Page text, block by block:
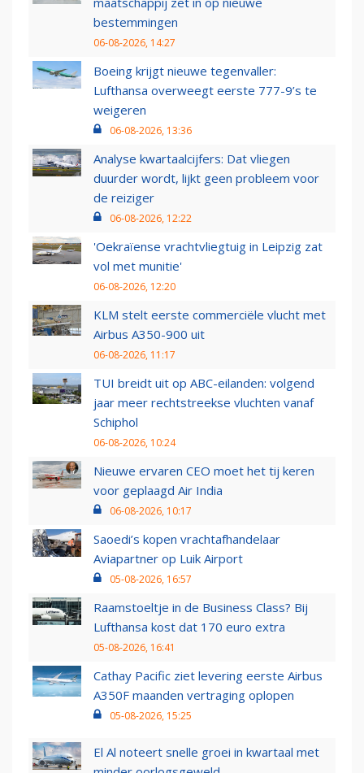
bestemmingen
06-08-2026, 14:27
Boeing krijgt nieuwe tegenvaller:
Lufthansa overweegt eerste 777-9’s te
weigeren
06-08-2026, 13:36
Analyse kwartaalcijfers: Dat vliegen
duurder wordt, lijkt geen probleem voor
de reiziger
06-08-2026, 12:22
'Oekraïense vrachtvliegtuig in Leipzig zat
vol met munitie'
06-08-2026, 12:20
KLM stelt eerste commerciële vlucht met
Airbus A350-900 uit
06-08-2026, 11:17
TUI breidt uit op ABC-eilanden: volgend
jaar meer rechtstreekse vluchten vanaf
Schiphol
06-08-2026, 10:24
Nieuwe ervaren CEO moet het tij keren
voor geplaagd Air India
06-08-2026, 10:17
Saoedi’s kopen vrachtafhandelaar
Aviapartner op Luik Airport
05-08-2026, 16:57
Raamstoeltje in de Business Class? Bij
Lufthansa kost dat 170 euro extra
05-08-2026, 16:41
Cathay Pacific ziet levering eerste Airbus
A350F maanden vertraging oplopen
05-08-2026, 15:25
El Al noteert snelle groei in kwartaal met